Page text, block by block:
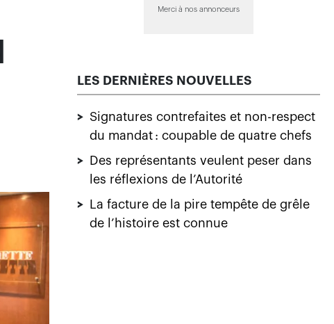
Merci à nos annonceurs
LES DERNIÈRES NOUVELLES
> Signatures contrefaites et non-respect
du mandat : coupable de quatre chefs
>
Des représentants veulent peser dans
les réflexions de l’Autorité
>
La facture de la pire tempête de grêle
de l’histoire est connue